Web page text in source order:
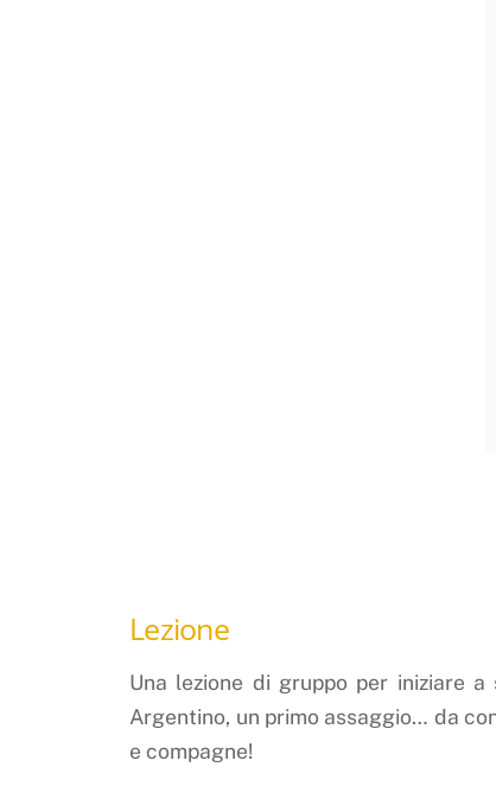
Lezione
Una lezione di gruppo per iniziare
Argentino, un primo assaggio… da
e compagne!